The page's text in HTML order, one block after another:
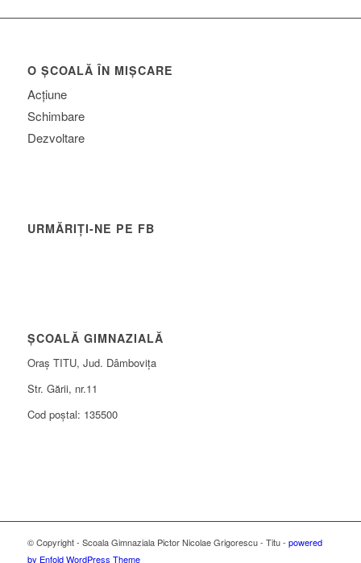
O ȘCOALĂ ÎN MIȘCARE
Acțiune
Schimbare
Dezvoltare
URMĂRIȚI-NE PE FB
ȘCOALĂ GIMNAZIALĂ
Oraș TITU, Jud. Dâmbovița
Str. Gării, nr.11
Cod poștal: 135500
© Copyright - Scoala Gimnaziala Pictor Nicolae Grigorescu - Titu - powered
by Enfold WordPress Theme